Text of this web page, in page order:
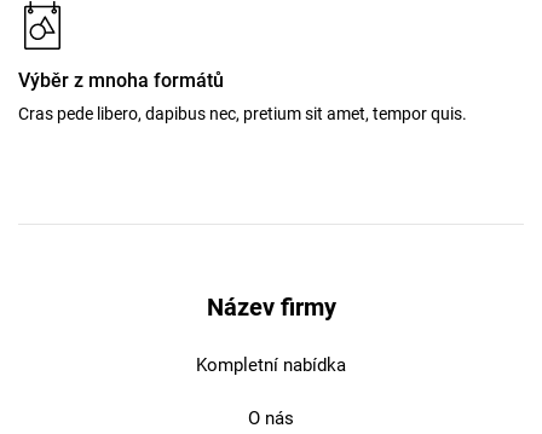
Výběr z mnoha formátů
Cras pede libero, dapibus nec, pretium sit amet, tempor quis.
Název firmy
Kompletní nabídka
O nás